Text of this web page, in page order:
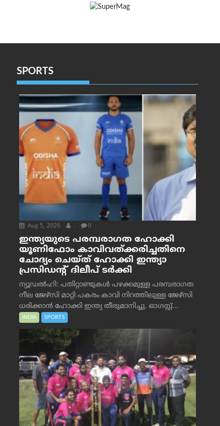
SPORTS
Aug 5, 2026 . 0
ഇന്ത്യയുടെ പരമ്പരാഗത ഹോക്കി
യൂണിഫോം കാവിവത്ക്കരിച്ചതിനെ
ചോദ്യം ചെയ്ത് ഹോക്കി ഇന്ത്യാ
പ്രസിഡന്റ് ദിലീപ് ടര്‍ക്കി
ന്യൂഡൽഹി: പതിറ്റാണ്ടുകൾ പഴക്കമുള്ള പരമ്പരാഗത
നീല ജേഴ്‌സി മാറ്റി പകരം കാവി നിറത്തിലുള്ള ജേഴ്‌സി
ധരിക്കാൻ ഹോക്കി ഇന്ത്യ തീരുമാനിച്ചു. ഓഗസ്റ്റ്...
INDIA SPORTS